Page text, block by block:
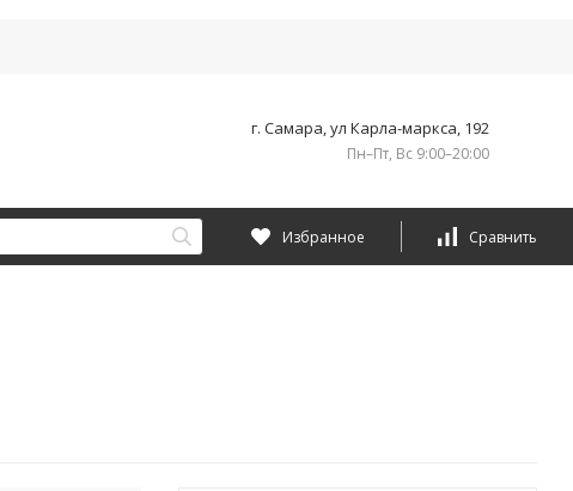
г. Самара, ул Карла-маркса, 192
Пн–Пт, Вс 9:00–20:00
Избранное Сравнить